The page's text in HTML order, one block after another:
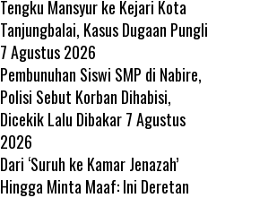
Tengku Mansyur ke Kejari Kota
Tanjungbalai, Kasus Dugaan Pungli
7 Agustus 2026
Pembunuhan Siswi SMP di Nabire,
Polisi Sebut Korban Dihabisi,
Dicekik Lalu Dibakar 7 Agustus
2026
Dari ‘Suruh ke Kamar Jenazah’
Hingga Minta Maaf: Ini Deretan